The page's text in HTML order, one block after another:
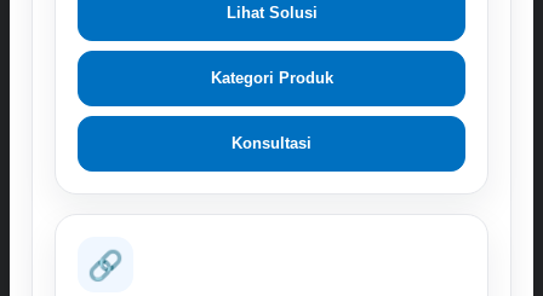
Lihat Solusi
Kategori Produk
Konsultasi
🔗